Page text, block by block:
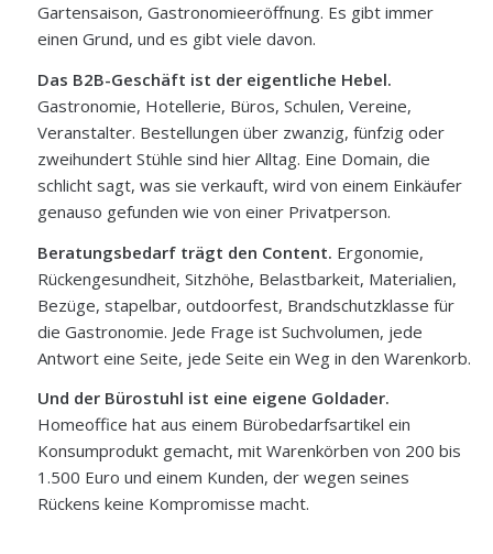
Gartensaison, Gastronomieeröffnung. Es gibt immer
einen Grund, und es gibt viele davon.
Das B2B-Geschäft ist der eigentliche Hebel.
Gastronomie, Hotellerie, Büros, Schulen, Vereine,
Veranstalter. Bestellungen über zwanzig, fünfzig oder
zweihundert Stühle sind hier Alltag. Eine Domain, die
schlicht sagt, was sie verkauft, wird von einem Einkäufer
genauso gefunden wie von einer Privatperson.
Beratungsbedarf trägt den Content. Ergonomie,
Rückengesundheit, Sitzhöhe, Belastbarkeit, Materialien,
Bezüge, stapelbar, outdoorfest, Brandschutzklasse für
die Gastronomie. Jede Frage ist Suchvolumen, jede
Antwort eine Seite, jede Seite ein Weg in den Warenkorb.
Und der Bürostuhl ist eine eigene Goldader.
Homeoffice hat aus einem Bürobedarfsartikel ein
Konsumprodukt gemacht, mit Warenkörben von 200 bis
1.500 Euro und einem Kunden, der wegen seines
Rückens keine Kompromisse macht.